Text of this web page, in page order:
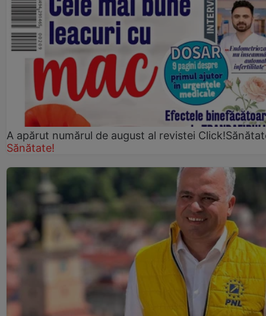
A apărut numărul de august al revistei
Sănătate!